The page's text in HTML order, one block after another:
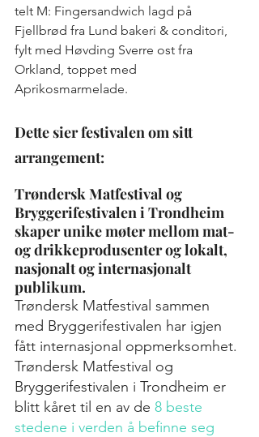
telt M: Fingersandwich lagd på
Fjellbrød fra Lund bakeri & conditori,
fylt med Høvding Sverre ost fra
Orkland, toppet med
Aprikosmarmelade.
Dette sier festivalen om sitt
arrangement:
Trøndersk Matfestival og
Bryggerifestivalen i Trondheim
skaper unike møter mellom mat-
og drikkeprodusenter og lokalt,
nasjonalt og internasjonalt
publikum.
Trøndersk Matfestival sammen
med Bryggerifestivalen har igjen
fått internasjonal oppmerksomhet.
Trøndersk Matfestival og
Bryggerifestivalen i Trondheim er
blitt kåret til en av de 8 beste
stedene i verden å befinne seg